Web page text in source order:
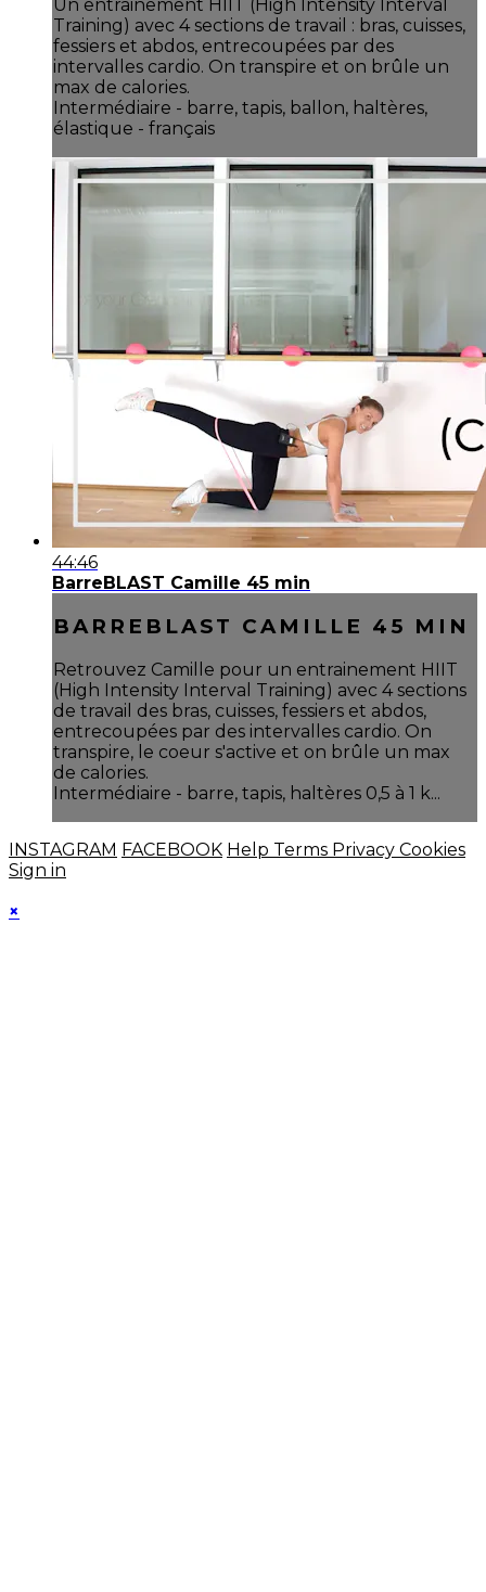
Un entrainement HIIT (High Intensity Interval
Training) avec 4 sections de travail : bras, cuisses,
fessiers et abdos, entrecoupées par des
intervalles cardio. On transpire et on brûle un
max de calories.
Intermédiaire - barre, tapis, ballon, haltères,
élastique - français
44:46
BarreBLAST Camille 45 min
BARREBLAST CAMILLE 45 MIN
Retrouvez Camille pour un entrainement HIIT
(High Intensity Interval Training) avec 4 sections
de travail des bras, cuisses, fessiers et abdos,
entrecoupées par des intervalles cardio. On
transpire, le coeur s'active et on brûle un max
de calories.
Intermédiaire - barre, tapis, haltères 0,5 à 1 k...
INSTAGRAM FACEBOOK Help Terms Privacy Cookies
Sign in
×